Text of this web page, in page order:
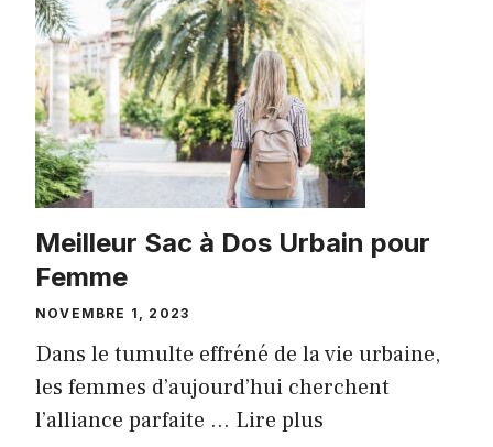
Meilleur Sac à Dos Urbain pour
Femme
NOVEMBRE 1, 2023
Dans le tumulte effréné de la vie urbaine,
les femmes d’aujourd’hui cherchent
l’alliance parfaite ... Lire plus